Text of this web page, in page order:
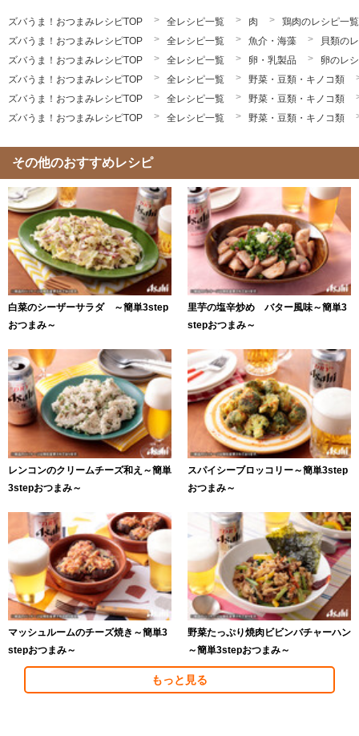
ズバうま！おつまみレシピTOP 全レシピ一覧 肉
鶏肉のレシピ一覧
ズバうま！おつまみレシピTOP
全レシピ一覧 魚介・海藻
貝類の
ズバうま！おつまみレシピTOP
全レシピ一覧 卵・乳製品
卵のレ
ズバうま！おつまみレシピTOP
全レシピ一覧
野菜・豆類・キノコ類
ズバうま！おつまみレシピTOP
全レシピ一覧
野菜・豆類・キノコ類
ズバうま！おつまみレシピTOP
全レシピ一覧 野菜・豆類・キノコ類
その他のおすすめレシピ
白菜のシーザーサラダ ～簡単3step
おつまみ～
里芋の塩辛炒め バター風味～簡単3
stepおつまみ～
レンコンのクリームチーズ和え～簡単
3stepおつまみ～
スパイシーブロッコリー～簡単3step
おつまみ～
マッシュルームのチーズ焼き～簡単3
stepおつまみ～
野菜たっぷり焼肉ビビンバチャーハン
～簡単3stepおつまみ～
もっと見る